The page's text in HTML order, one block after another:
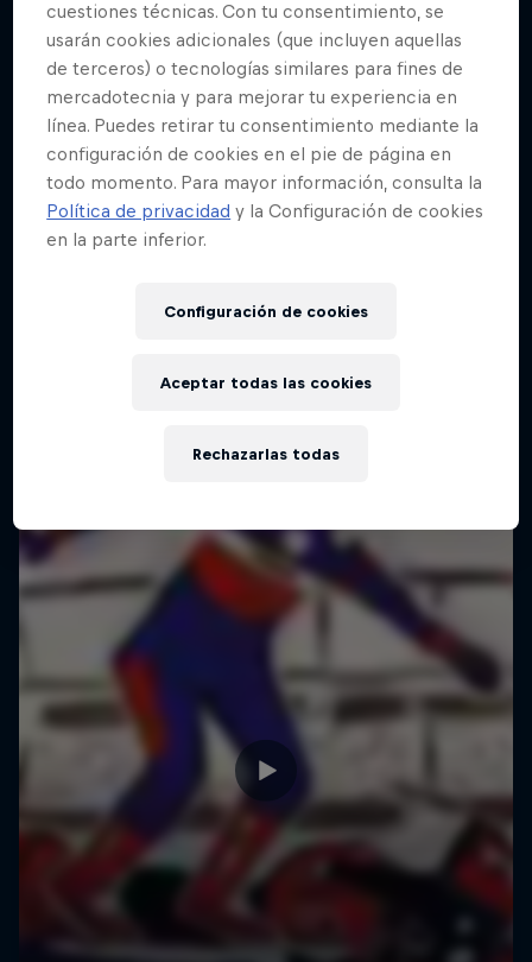
cuestiones técnicas. Con tu consentimiento, se
usarán cookies adicionales (que incluyen aquellas
de terceros) o tecnologías similares para fines de
mercadotecnia y para mejorar tu experiencia en
línea. Puedes retirar tu consentimiento mediante la
configuración de cookies en el pie de página en
todo momento. Para mayor información, consulta la
Política de privacidad y la Configuración de cookies
en la parte inferior.
Configuración de cookies
Rechazarlas todas
Aceptar todas las cookies